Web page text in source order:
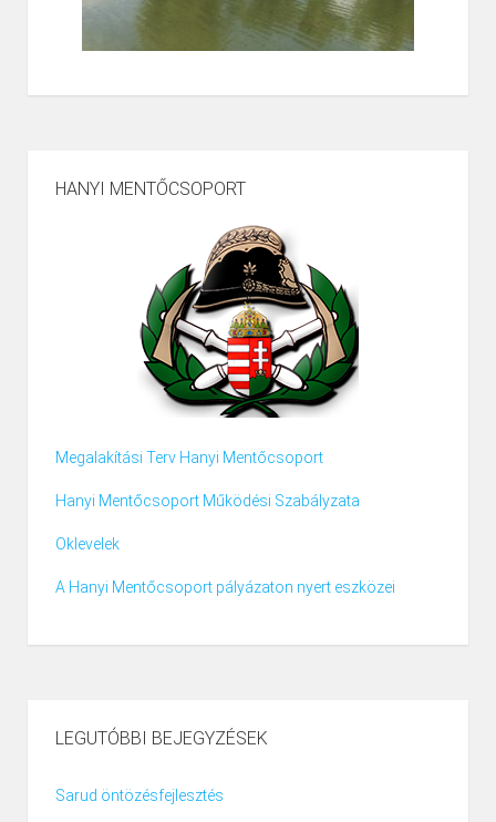
HANYI MENTŐCSOPORT
Megalakítási Terv Hanyi Mentőcsoport
Hanyi Mentőcsoport Működési Szabályzata
Oklevelek
A Hanyi Mentőcsoport pályázaton nyert eszközei
LEGUTÓBBI BEJEGYZÉSEK
Sarud öntözésfejlesztés